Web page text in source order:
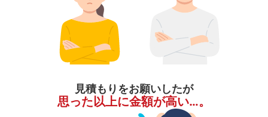
見積もりをお願いしたが
思った以上に金額が高い…。